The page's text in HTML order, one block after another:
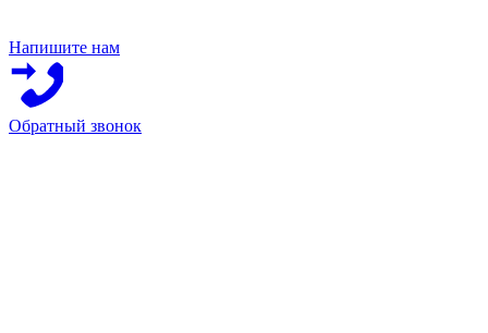
Напишите нам
Обратный звонок